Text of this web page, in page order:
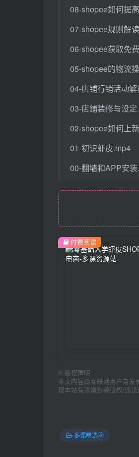
08-shopee如何提
07-shopee规则解
06-shopee获取免
05-shopee的物流
04-店铺行销活动
03-店鋪装修与设
02-shopee如何上
01-初识虾皮.mp4
00-翻墙和APP安
付费阅读
© 版权声明
本文内容由互联网用户自
现本站有涉嫌抄袭侵权/违
多课精选④